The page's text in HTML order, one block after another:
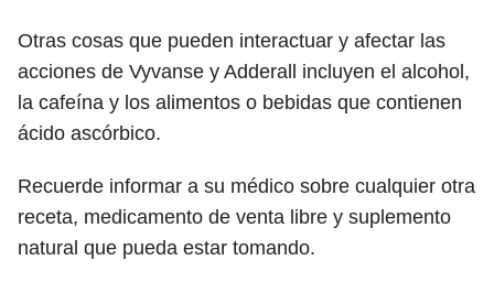
Otras cosas que pueden interactuar y afectar las
acciones de Vyvanse y Adderall incluyen el alcohol,
la cafeína y los alimentos o bebidas que contienen
ácido ascórbico.
Recuerde informar a su médico sobre cualquier otra
receta, medicamento de venta libre y suplemento
natural que pueda estar tomando.